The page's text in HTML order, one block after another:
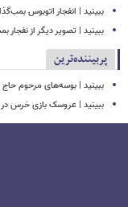
ببینید | انفجار اتوبوس
ببینید | تصویر دیگر از
پربیننده‌ترین
ببینید | بوسه‌های مرحوم حاج
ببینید | عروسک بازی خرس